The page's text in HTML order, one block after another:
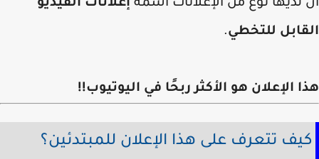
لديها نوع من الإعلانات اسمهإعلانات الفيديو
للتخطي.
الإعلان هو الأكثر ربحًا في اليوتيوب!!
تتعرف على هذا الإعلان للمبتدئين؟